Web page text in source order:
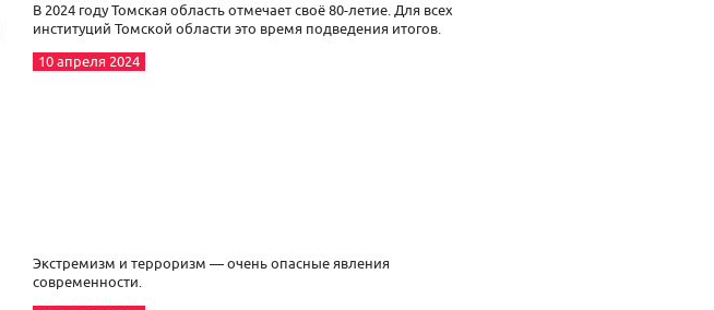
В 2024 году Томская область отмечает своё 80-летие. Для всех
институций Томской области это время подведения итогов.
10 апреля 2024
Экстремизм и терроризм — очень опасные явления
современности.